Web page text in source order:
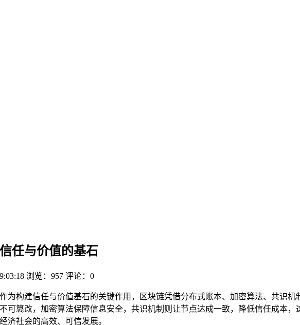
任与价值的基石
浏览：957 评论：0
为构建信任与价值基石的关键作用，区块链凭借分布式账本、加密算法、共识
可篡改，加密算法保障信息安全，共识机制则让节点达成一致，降低信任成本
济社会的高效、可信发展。